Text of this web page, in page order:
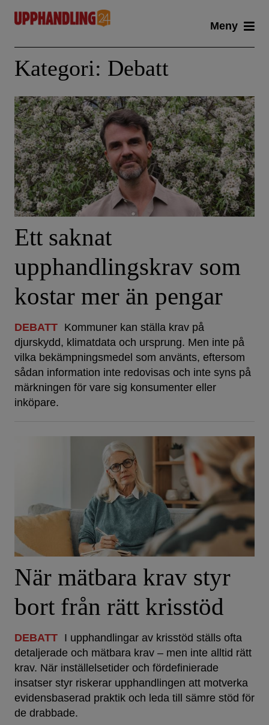
content
Meny
Kategori: Debatt
Ett saknat
upphandlingskrav som
kostar mer än pengar
DEBATT Kommuner kan ställa krav på
djurskydd, klimatdata och ursprung. Men inte på
vilka bekämpningsmedel som använts, eftersom
sådan information inte redovisas och inte syns på
märkningen för vare sig konsumenter eller
inköpare.
När mätbara krav styr
bort från rätt krisstöd
DEBATT I upphandlingar av krisstöd ställs ofta
detaljerade och mätbara krav – men inte alltid rätt
krav. När inställelsetider och fördefinierade
insatser styr riskerar upphandlingen att motverka
evidensbaserad praktik och leda till sämre stöd för
de drabbade.